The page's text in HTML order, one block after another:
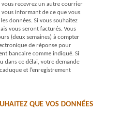
vous recevrez un autre courrier
informant de ce que vous
données. Si vous souhaitez
vous seront facturés. Vous
(deux semaines) à compter
de réponse pour
bancaire comme indiqué. Si
dans ce délai, votre demande
et l’enregistrement
QUE VOS DONNÉES